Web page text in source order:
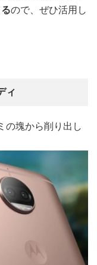
ので、ぜひ活用し
ィ
の塊から削り出し